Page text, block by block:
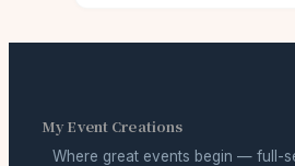
My Event Creations
Where great events begin — full-